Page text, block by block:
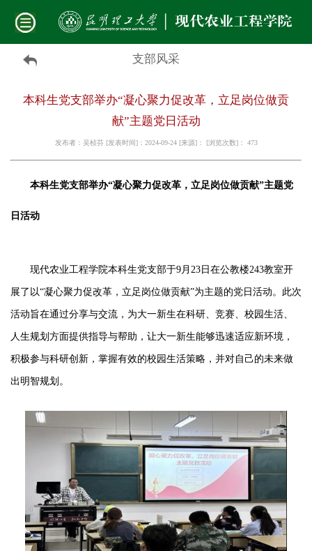
支部风采
本科生党支部举办“凝心聚力促改革，立足岗位做贡
献”主题党日活动
发布者：吴桢芬 [发表时间]：2024-09-24 [来源]： [浏览次数]： 473
本科生党支部举办“凝心聚力促改革，立足岗位做贡献”主题党
日活动
现代农业工程学院本科生党支部于9月23日在公教楼243教室开
展了以“凝心聚力促改革，立足岗位做贡献”为主题的党日活动。此次
活动旨在通过分享与交流，为大一新生在科研、竞赛、校园生活、
人生规划方面提供指导与帮助，让大一新生能够迅速适应新环境，
积极参与科研创新，掌握有效的校园生活策略，并对自己的未来做
出明智规划。